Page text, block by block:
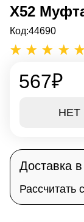
Х52
Код:44690
567₽
НЕТ
Доставка в
Рассчитать